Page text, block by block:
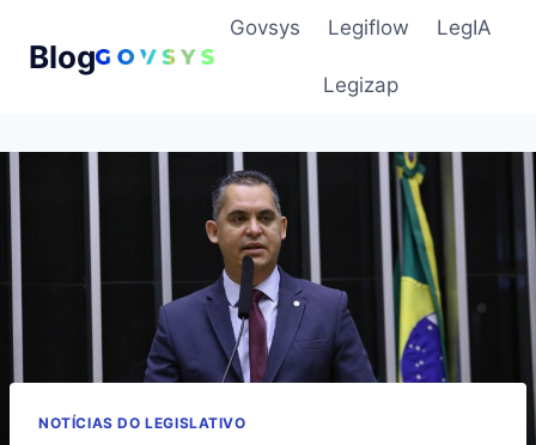
paraBlog
Govsys Legiflow LegIA
Legizap
NOTÍCIAS DO LEGISLATIVO